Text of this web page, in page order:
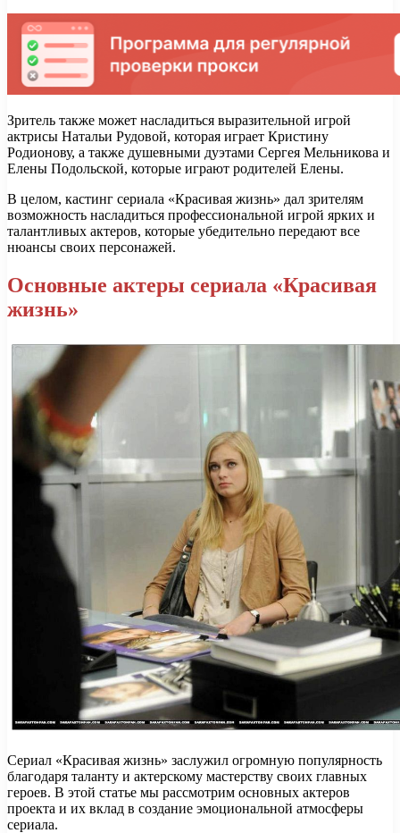
Зритель также может насладиться выразительной игрой
актрисы Натальи Рудовой, которая играет Кристину
Родионову, а также душевными дуэтами Сергея Мельникова и
Елены Подольской, которые играют родителей Елены.
В целом, кастинг сериала «Красивая жизнь» дал зрителям
возможность насладиться профессиональной игрой ярких и
талантливых актеров, которые убедительно передают все
нюансы своих персонажей.
Основные актеры сериала «Красивая
жизнь»
Сериал «Красивая жизнь» заслужил огромную популярность
благодаря таланту и актерскому мастерству своих главных
героев. В этой статье мы рассмотрим основных актеров
проекта и их вклад в создание эмоциональной атмосферы
сериала.